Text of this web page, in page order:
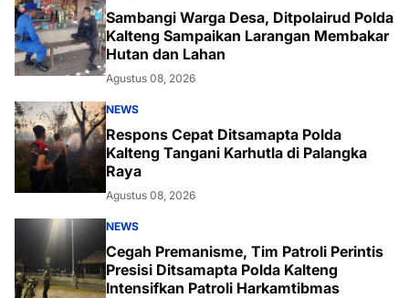
Sambangi Warga Desa, Ditpolairud Polda
Kalteng Sampaikan Larangan Membakar
Hutan dan Lahan
Agustus 08, 2026
NEWS
Respons Cepat Ditsamapta Polda
Kalteng Tangani Karhutla di Palangka
Raya
Agustus 08, 2026
NEWS
Cegah Premanisme, Tim Patroli Perintis
Presisi Ditsamapta Polda Kalteng
Intensifkan Patroli Harkamtibmas